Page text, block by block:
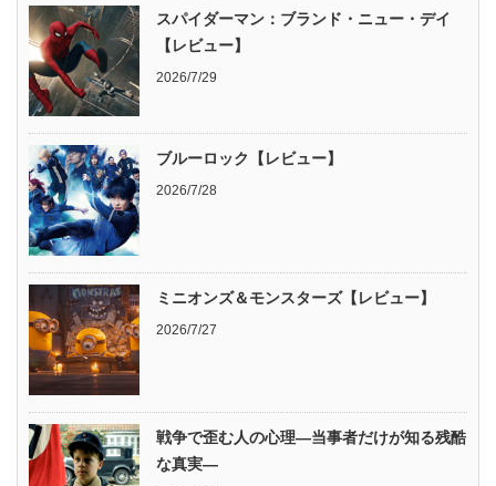
スパイダーマン：ブランド・ニュー・デイ
【レビュー】
2026/7/29
ブルーロック【レビュー】
2026/7/28
ミニオンズ＆モンスターズ【レビュー】
2026/7/27
戦争で歪む人の心理―当事者だけが知る残酷
な真実―